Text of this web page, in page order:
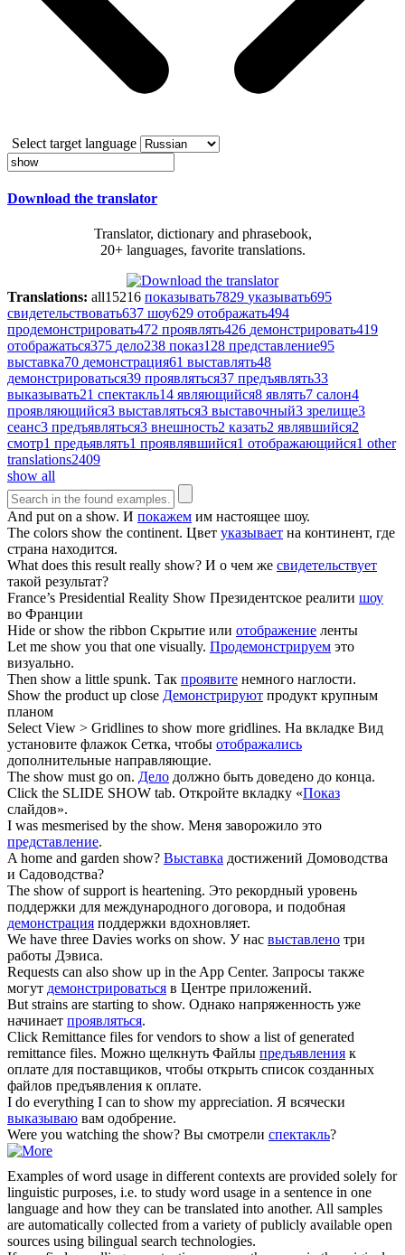
Select target language
Download the translator
Translator, dictionary and phrasebook,
20+ languages, favorite translations.
Translations: all15216 показывать7829 указывать695
свидетельствовать637 шоу629 отображать494
продемонстрировать472 проявлять426 демонстрировать419
отображаться375 дело238 показ128 представление95
выставка70 демонстрация61 выставлять48
демонстрироваться39 проявляться37 предъявлять33
выказывать21 спектакль14 являющийся8 являть7 салон4
проявляющийся3 выставляться3 выставочный3 зрелище3
сеанс3 предъявляться3 внешность2 казать2 являвшийся2
смотр1 предьявлять1 проявлявшийся1 отображающийся1 other
translations2409
show all
And put on a show. И покажем им настоящее шоу.
The colors show the continent. Цвет указывает на континент, где
страна находится.
What does this result really show? И о чем же свидетельствует
такой результат?
France’s Presidential Reality Show Президентское реалити шоу
во Франции
Hide orshow the ribbon Скрытие или отображение ленты
Let me show you that one visually. Продемонстрируем это
визуально.
Then show a little spunk. Так проявите немного наглости.
Show the product up close Демонстрируют продукт крупным
планом
Select View > Gridlines to show more gridlines. На вкладке Вид
установите флажок Сетка, чтобы отображались
дополнительные направляющие.
The show must go on. Дело должно быть доведено до конца.
Click the SLIDE SHOW tab. Откройте вкладку «Показ
слайдов».
I was mesmerised by the show. Меня заворожило это
представление.
A home and garden show? Выставка достижений Домоводства
и Садоводства?
The show of support is heartening. Это рекордный уровень
поддержки для международного договора, и подобная
демонстрация поддержки вдохновляет.
We have three Davies works on show. У нас выставлено три
работы Дэвиса.
Requests can also show up in the App Center. Запросы также
могут демонстрироваться в Центре приложений.
But strains are starting to show. Однако напряженность уже
начинает проявляться.
Click Remittance files for vendors to show a list of generated
remittance files. Можно щелкнуть Файлы предъявления к
оплате для поставщиков, чтобы открыть список созданных
файлов предъявления к оплате.
I do everything I can to show my appreciation. Я всячески
выказываю вам одобрение.
Were you watching the show? Вы смотрели спектакль?
Examples of word usage in different contexts are provided solely for
linguistic purposes, i.e. to study word usage in a sentence in one
language and how they can be translated into another. All samples
are automatically collected from a variety of publicly available open
sources using bilingual search technologies.